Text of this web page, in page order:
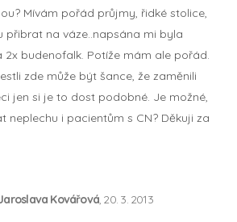
Mívám pořád průjmy, řidké stolice,
přibrat na váze..napsána mi byla
2x budenofalk. Potíže mám ale pořád.
zde může být šance, že zaměnili
jen si je to dost podobné. Je možné,
neplechu i pacientům s CN? Děkuji za
Kovářová, 20. 3. 2013